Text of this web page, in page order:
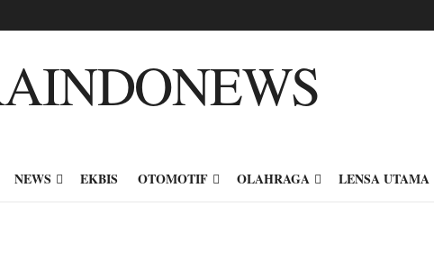
NEWS EKBIS OTOMOTIF OLAHRAGA LENSA UTAMA